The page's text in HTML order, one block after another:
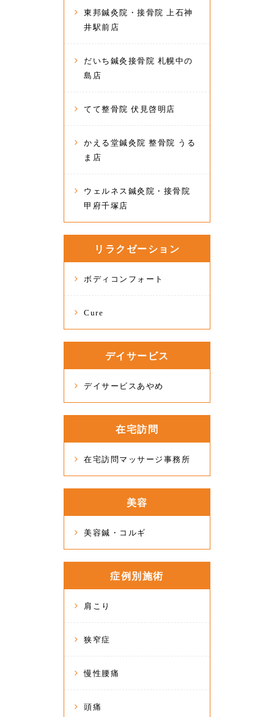
東邦鍼灸院・接骨院 上石神
井駅前店
だいち鍼灸接骨院 札幌中の
島店
てて整骨院 伏見啓明店
かえる堂鍼灸院 整骨院 うる
ま店
ウェルネス鍼灸院・接骨院
甲府千塚店
リラクゼーション
ボディコンフォート
Cure
デイサービス
デイサービスあやめ
在宅訪問
在宅訪問マッサージ事務所
美容
美容鍼・コルギ
症例別施術
肩こり
狭窄症
慢性腰痛
頭痛